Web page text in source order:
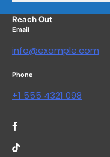
Reach Out
Email
info@example.com
Phone
+1 555 4321 098